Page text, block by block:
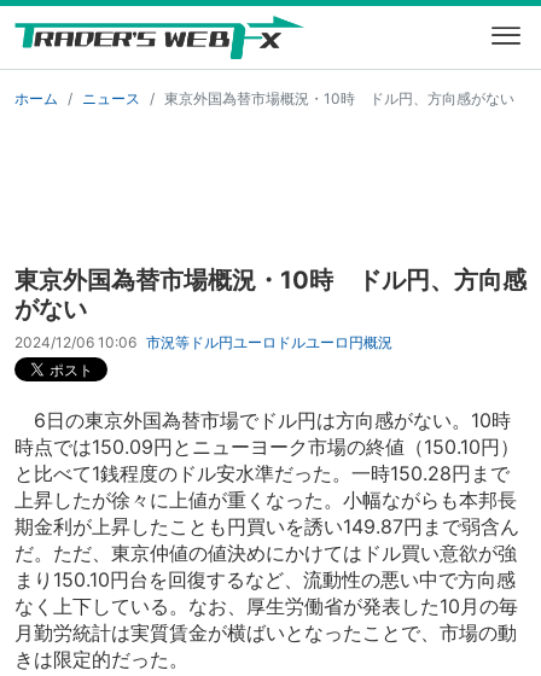
ホーム ニュース 東京外国為替市場概況・10時 ドル円、方向感がない
東京外国為替市場概況・10時 ドル円、方向感
がない
2024/12/06 10:06 市況等 ドル円ユーロドルユーロ円概況
6日の東京外国為替市場でドル円は方向感がない。10時
時点では150.09円とニューヨーク市場の終値（150.10円）
と比べて1銭程度のドル安水準だった。一時150.28円まで
上昇したが徐々に上値が重くなった。小幅ながらも本邦長
期金利が上昇したことも円買いを誘い149.87円まで弱含ん
だ。ただ、東京仲値の値決めにかけてはドル買い意欲が強
まり150.10円台を回復するなど、流動性の悪い中で方向感
なく上下している。なお、厚生労働省が発表した10月の毎
月勤労統計は実質賃金が横ばいとなったことで、市場の動
きは限定的だった。